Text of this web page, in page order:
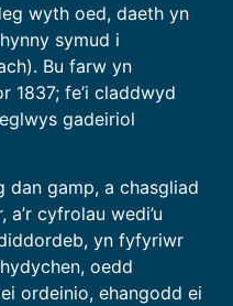
wyth oed, daeth yn
symud i
Bu farw yn
1837; fe’i claddwyd
gadeiriol
dan gamp, a chasgliad
cyfrolau wedi’u
yn fyfyriwr
oedd
ordeinio, ehangodd ei